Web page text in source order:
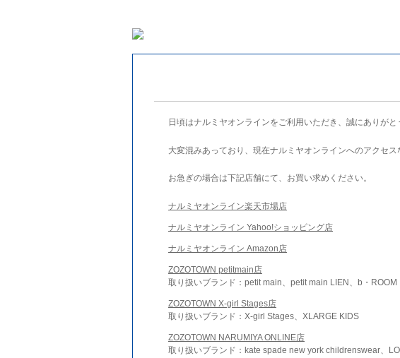
日頃はナルミヤオンラインをご利用いただき、誠にありがと
大変混みあっており、現在ナルミヤオンラインへのアクセス
お急ぎの場合は下記店舗にて、お買い求めください。
ナルミヤオンライン楽天市場店
ナルミヤオンライン Yahoo!ショッピング店
ナルミヤオンライン Amazon店
ZOZOTOWN petitmain店
取り扱いブランド：petit main、petit main LIEN、b・ROOM
ZOZOTOWN X-girl Stages店
取り扱いブランド：X-girl Stages、XLARGE KIDS
ZOZOTOWN NARUMIYA ONLINE店
取り扱いブランド：kate spade new york childrenswear、